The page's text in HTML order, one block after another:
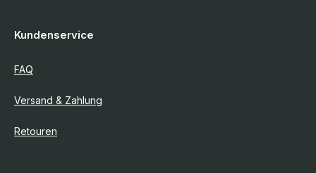
Kundenservice
FAQ
Versand & Zahlung
Retouren